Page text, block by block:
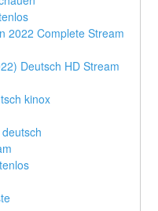
2022 Complete Stream
Deutsch HD Stream
kinox